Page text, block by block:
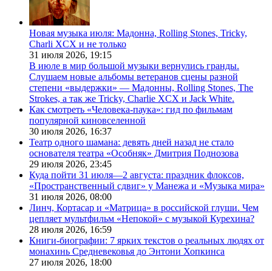
Новая музыка июля: Мадонна, Rolling Stones, Tricky,
Charli XCX и не только
31 июля 2026, 19:15
В июле в мир большой музыки вернулись гранды.
Слушаем новые альбомы ветеранов сцены разной
степени «выдержки» — Мадонны, Rolling Stones, The
Strokes, а так же Tricky, Charlie XCX и Jack White.
Как смотреть «Человека-паука»: гид по фильмам
популярной киновселенной
30 июля 2026, 16:37
Театр одного шамана: девять дней назад не стало
основателя театра «Особняк» Дмитрия Поднозова
29 июля 2026, 23:45
Куда пойти 31 июля—2 августа: праздник флоксов,
«Пространственный сдвиг» у Манежа и «Музыка мира»
31 июля 2026, 08:00
Линч, Кортасар и «Матрица» в российской глуши. Чем
цепляет мультфильм «Непокой» с музыкой Курехина?
28 июля 2026, 16:59
Книги-биографии: 7 ярких текстов о реальных людях от
монахинь Средневековья до Энтони Хопкинса
27 июля 2026, 18:00